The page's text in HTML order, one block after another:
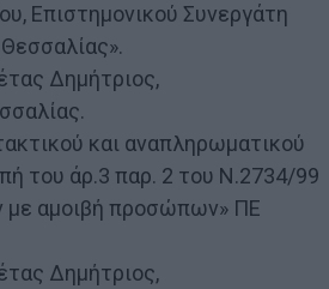
Επιστημονικού Συνεργάτη
Δημήτριος,
και αναπληρωματικού
του άρ.3 παρ. 2 του Ν.2734/99
με αμοιβή προσώπων» ΠΕ
Δημήτριος,